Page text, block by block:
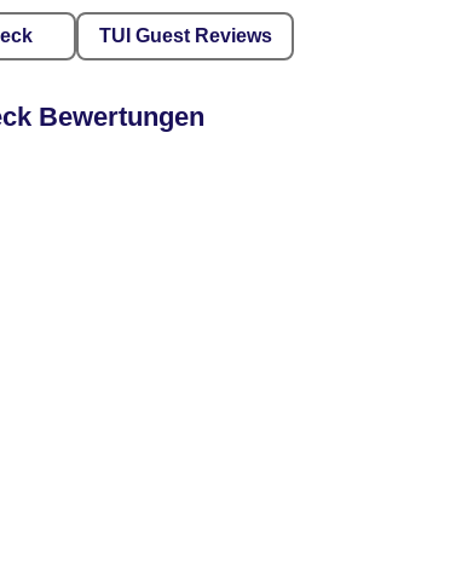
TUI Guest Reviews
Bewertungen